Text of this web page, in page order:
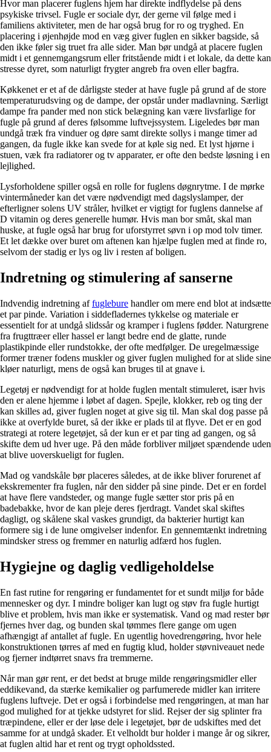
Hvor man placerer fuglens hjem har direkte indflydelse på dens
psykiske trivsel. Fugle er sociale dyr, der gerne vil følge med i
familiens aktiviteter, men de har også brug for ro og tryghed. En
placering i øjenhøjde mod en væg giver fuglen en sikker bagside, så
den ikke føler sig truet fra alle sider. Man bør undgå at placere fuglen
midt i et gennemgangsrum eller fritstående midt i et lokale, da dette kan
stresse dyret, som naturligt frygter angreb fra oven eller bagfra.
Køkkenet er et af de dårligste steder at have fugle på grund af de store
temperaturudsving og de dampe, der opstår under madlavning. Særligt
dampe fra pander med non stick belægning kan være livsfarlige for
fugle på grund af deres følsomme luftvejssystem. Ligeledes bør man
undgå træk fra vinduer og døre samt direkte sollys i mange timer ad
gangen, da fugle ikke kan svede for at køle sig ned. Et lyst hjørne i
stuen, væk fra radiatorer og tv apparater, er ofte den bedste løsning i en
lejlighed.
Lysforholdene spiller også en rolle for fuglens døgnrytme. I de mørke
vintermåneder kan det være nødvendigt med dagslyslamper, der
efterligner solens UV stråler, hvilket er vigtigt for fuglens dannelse af
D vitamin og deres generelle humør. Hvis man bor småt, skal man
huske, at fugle også har brug for uforstyrret søvn i op mod tolv timer.
Et let dække over buret om aftenen kan hjælpe fuglen med at finde ro,
selvom der stadig er lys og liv i resten af boligen.
Indretning og stimulering af sanserne
Indvendig indretning affuglebure handler om mere end blot at indsætte
et par pinde. Variation i siddefladernes tykkelse og materiale er
essentielt for at undgå slidssår og kramper i fuglens fødder. Naturgrene
fra frugttræer eller hassel er langt bedre end de glatte, runde
plastikpinde eller rundstokke, der ofte medfølger. De uregelmæssige
former træner fodens muskler og giver fuglen mulighed for at slide sine
kløer naturligt, mens de også kan bruges til at gnave i.
Legetøj er nødvendigt for at holde fuglen mentalt stimuleret, især hvis
den er alene hjemme i løbet af dagen. Spejle, klokker, reb og ting der
kan skilles ad, giver fuglen noget at give sig til. Man skal dog passe på
ikke at overfylde buret, så der ikke er plads til at flyve. Det er en god
strategi at rotere legetøjet, så der kun er et par ting ad gangen, og så
skifte dem ud hver uge. På den måde forbliver miljøet spændende uden
at blive uoverskueligt for fuglen.
Mad og vandskåle bør placeres således, at de ikke bliver forurenet af
ekskrementer fra fuglen, når den sidder på sine pinde. Det er en fordel
at have flere vandsteder, og mange fugle sætter stor pris på en
badebakke, hvor de kan pleje deres fjerdragt. Vandet skal skiftes
dagligt, og skålene skal vaskes grundigt, da bakterier hurtigt kan
formere sig i de lune omgivelser indenfor. En gennemtænkt indretning
mindsker stress og fremmer en naturlig adfærd hos fuglen.
Hygiejne og daglig vedligeholdelse
En fast rutine for rengøring er fundamentet for et sundt miljø for både
mennesker og dyr. I mindre boliger kan lugt og støv fra fugle hurtigt
blive et problem, hvis man ikke er systematisk. Vand og mad rester bør
fjernes hver dag, og bunden skal tømmes flere gange om ugen
afhængigt af antallet af fugle. En ugentlig hovedrengøring, hvor hele
konstruktionen tørres af med en fugtig klud, holder støvniveauet nede
og fjerner indtørret snavs fra tremmerne.
Når man gør rent, er det bedst at bruge milde rengøringsmidler eller
eddikevand, da stærke kemikalier og parfumerede midler kan irritere
fuglens luftveje. Det er også i forbindelse med rengøringen, at man har
god mulighed for at tjekke udstyret for slid. Rejser der sig splinter fra
træpindene, eller er der løse dele i legetøjet, bør de udskiftes med det
samme for at undgå skader. Et velholdt bur holder i mange år og sikrer,
at fuglen altid har et rent og trygt opholdssted.